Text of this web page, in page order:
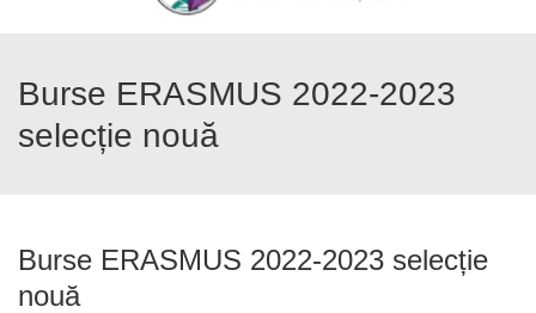
Burse ERASMUS 2022-2023
selecție nouă
Burse ERASMUS 2022-2023 selecție
nouă